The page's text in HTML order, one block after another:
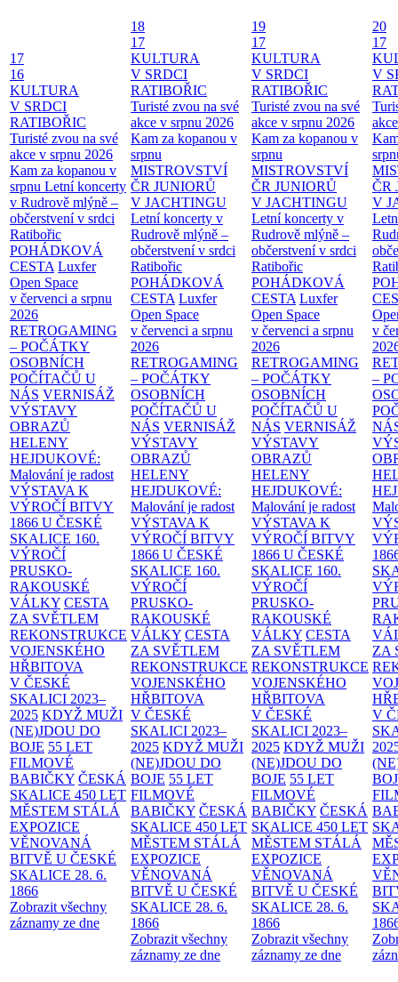
17
16
KULTURA
V SRDCI
RATIBOŘIC
Turisté zvou na své
akce v srpnu 2026
Kam za kopanou v
srpnu Letní koncerty
v Rudrově mlýně –
občerstvení v srdci
Ratibořic
POHÁDKOVÁ
CESTA Luxfer
Open Space
v červenci a srpnu
2026
RETROGAMING
– POČÁTKY
OSOBNÍCH
POČÍTAČŮ U
NÁS VERNISÁŽ
VÝSTAVY
OBRAZŮ
HELENY
HEJDUKOVÉ:
Malování je radost
VÝSTAVA K
VÝROČÍ BITVY
1866 U ČESKÉ
SKALICE 160.
VÝROČÍ
PRUSKO-
RAKOUSKÉ
VÁLKY CESTA
ZA SVĚTLEM
REKONSTRUKCE
VOJENSKÉHO
HŘBITOVA
V ČESKÉ
SKALICI 2023–
2025 KDYŽ MUŽI
(NE)JDOU DO
BOJE 55 LET
FILMOVÉ
BABIČKY ČESKÁ
SKALICE 450 LET
MĚSTEM STÁLÁ
EXPOZICE
VĚNOVANÁ
BITVĚ U ČESKÉ
SKALICE 28. 6.
1866
Zobrazit všechny
záznamy ze dne
18
17
KULTURA
V SRDCI
RATIBOŘIC
Turisté zvou na své
akce v srpnu 2026
Kam za kopanou v
srpnu
MISTROVSTVÍ
ČR JUNIORŮ
V JACHTINGU
Letní koncerty v
Rudrově mlýně –
občerstvení v srdci
Ratibořic
POHÁDKOVÁ
CESTA Luxfer
Open Space
v červenci a srpnu
2026
RETROGAMING
– POČÁTKY
OSOBNÍCH
POČÍTAČŮ U
NÁS VERNISÁŽ
VÝSTAVY
OBRAZŮ
HELENY
HEJDUKOVÉ:
Malování je radost
VÝSTAVA K
VÝROČÍ BITVY
1866 U ČESKÉ
SKALICE 160.
VÝROČÍ
PRUSKO-
RAKOUSKÉ
VÁLKY CESTA
ZA SVĚTLEM
REKONSTRUKCE
VOJENSKÉHO
HŘBITOVA
V ČESKÉ
SKALICI 2023–
2025 KDYŽ MUŽI
(NE)JDOU DO
BOJE 55 LET
FILMOVÉ
BABIČKY ČESKÁ
SKALICE 450 LET
MĚSTEM STÁLÁ
EXPOZICE
VĚNOVANÁ
BITVĚ U ČESKÉ
SKALICE 28. 6.
1866
Zobrazit všechny
záznamy ze dne
19
17
KULTURA
V SRDCI
RATIBOŘIC
Turisté zvou na své
akce v srpnu 2026
Kam za kopanou v
srpnu
MISTROVSTVÍ
ČR JUNIORŮ
V JACHTINGU
Letní koncerty v
Rudrově mlýně –
občerstvení v srdci
Ratibořic
POHÁDKOVÁ
CESTA Luxfer
Open Space
v červenci a srpnu
2026
RETROGAMING
– POČÁTKY
OSOBNÍCH
POČÍTAČŮ U
NÁS VERNISÁŽ
VÝSTAVY
OBRAZŮ
HELENY
HEJDUKOVÉ:
Malování je radost
VÝSTAVA K
VÝROČÍ BITVY
1866 U ČESKÉ
SKALICE 160.
VÝROČÍ
PRUSKO-
RAKOUSKÉ
VÁLKY CESTA
ZA SVĚTLEM
REKONSTRUKCE
VOJENSKÉHO
HŘBITOVA
V ČESKÉ
SKALICI 2023–
2025 KDYŽ MUŽI
(NE)JDOU DO
BOJE 55 LET
FILMOVÉ
BABIČKY ČESKÁ
SKALICE 450 LET
MĚSTEM STÁLÁ
EXPOZICE
VĚNOVANÁ
BITVĚ U ČESKÉ
SKALICE 28. 6.
1866
Zobrazit všechny
záznamy ze dne
20
17
V
ČR
V
v
–
ZA
V